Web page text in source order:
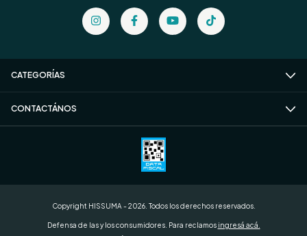
CATEGORÍAS
CONTACTÁNOS
Copyright HISSUMA - 2026. Todos los derechos reservados.
Defensa de las y los consumidores. Para reclamos ingresá acá.